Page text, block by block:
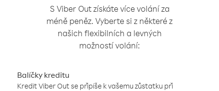
S Viber Out získáte více volání za
méně peněz. Vyberte si z některé z
našich flexibilních a levných
možností volání:
Balíčky kreditu
Kredit Viber Out se připíše k vašemu zůstatku při